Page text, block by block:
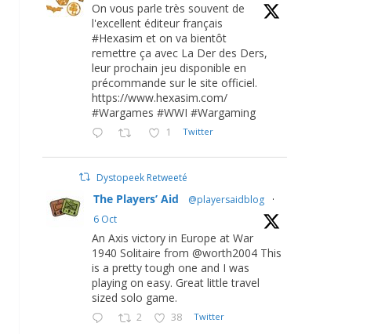
On vous parle très souvent de
l'excellent éditeur français
#Hexasim et on va bientôt
remettre ça avec La Der des Ders,
leur prochain jeu disponible en
précommande sur le site officiel.
https://www.hexasim.com/
#Wargames #WWI #Wargaming
1 Twitter
Dystopeek Retweeté
The Players’ Aid @playersaidblog
·
6 Oct
An Axis victory in Europe at War
1940 Solitaire from @worth2004 This
is a pretty tough one and I was
playing on easy. Great little travel
sized solo game.
2 38 Twitter